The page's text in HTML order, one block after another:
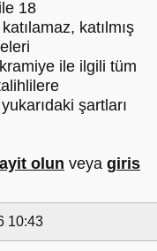
18
katılmış
ile ilgili tüm
şartları
olun veya giris
10:43